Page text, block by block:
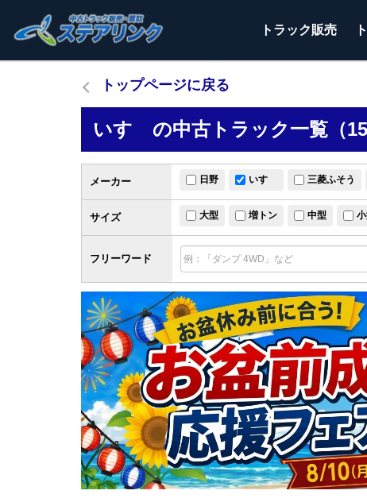
トラック販売
トップページに戻る
いすゞの中古トラック一覧（
サイズ 大型 増トン 中型
フリーワード
メーカー 日野 いすゞ 三菱ふそう